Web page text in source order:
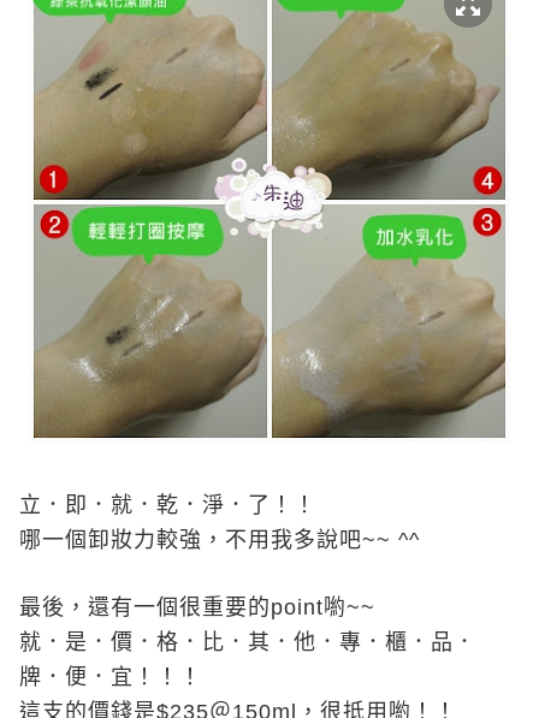
立．即．就．乾．淨．了！！
哪一個卸妝力較強，不用我多說吧~~ ^^
最後，還有一個很重要的point喲~~
就．是．價．格．比．其．他．專．櫃．品．
牌．便．宜！！！
這支的價錢是$235＠150ml ，很抵用喲！！